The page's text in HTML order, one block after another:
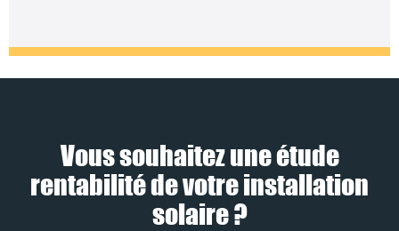
Vous souhaitez une étude
rentabilité de votre installation
solaire ?